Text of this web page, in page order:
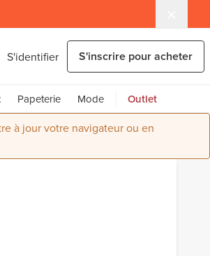
S'identifier S'inscrire pour acheter
Papeterie Mode Outlet
à jour votre navigateur ou en